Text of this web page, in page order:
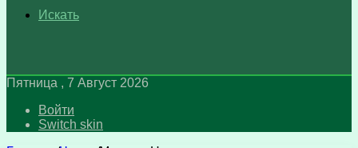
Искать
Пятница , 7 Август 2026
Войти
Switch skin